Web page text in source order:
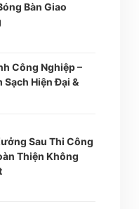
Bàn Giao
Công Nghiệp –
Sạch Hiện Đại &
Sau Thi Công
Thiện Không